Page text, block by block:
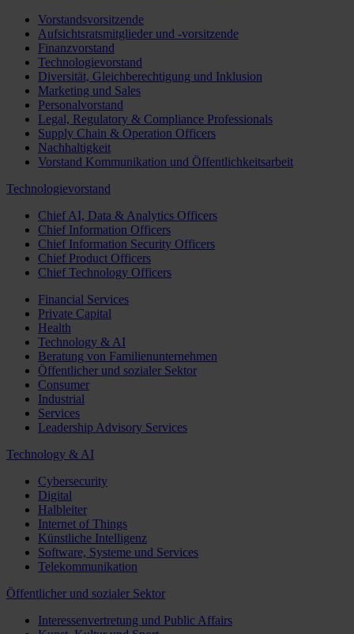
Vorstandsvorsitzende
Aufsichtsratsmitglieder und -vorsitzende
Finanzvorstand
Technologievorstand
Diversität, Gleichberechtigung und Inklusion
Marketing und Sales
Personalvorstand
Legal, Regulatory & Compliance Professionals
Supply Chain & Operation Officers
Nachhaltigkeit
Vorstand Kommunikation und Öffentlichkeitsarbeit
Technologievorstand
Chief AI, Data & Analytics Officers
Chief Information Officers
Chief Information Security Officers
Chief Product Officers
Chief Technology Officers
Financial Services
Private Capital
Health
Technology & AI
Beratung von Familienunternehmen
Öffentlicher und sozialer Sektor
Consumer
Industrial
Services
Leadership Advisory Services
Technology & AI
Cybersecurity
Digital
Halbleiter
Internet of Things
Künstliche Intelligenz
Software, Systeme und Services
Telekommunikation
Öffentlicher und sozialer Sektor
Interessenvertretung und Public Affairs